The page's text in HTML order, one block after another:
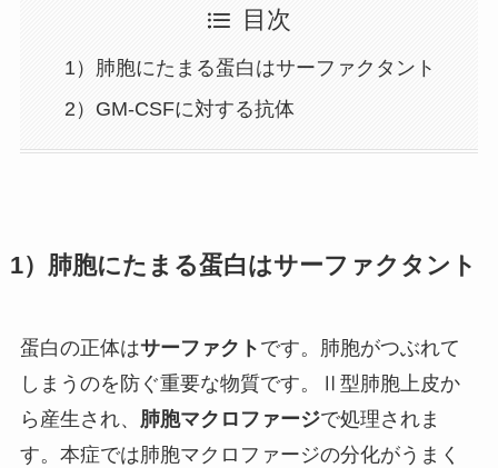
目次
1）肺胞にたまる蛋白はサーファクタント
2）GM-CSFに対する抗体
1）肺胞にたまる蛋白はサーファクタント
蛋白の正体はサーファクト です。肺胞がつぶれて
しまうのを防ぐ重要な物質です。Ⅱ型肺胞上皮か
ら産生され、 肺胞マクロファージで処理されま
す。本症では肺胞マクロファージの分化がうまく